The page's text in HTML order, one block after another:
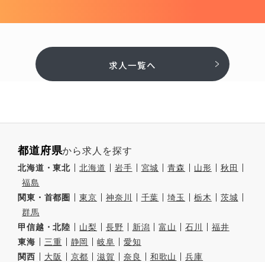
求人一覧へ
都道府県から求人を探す
北海道・東北 北海道 岩手 宮城 青森 山形
秋田
福島
関東・首都圏
東京 神奈川 千葉 埼玉 栃木
茨城
群馬
甲信越・北陸
山梨 長野 新潟 富山 石川
福井
東海
三重 静岡 岐阜
愛知
関西
大阪 京都 滋賀 奈良 和歌山
兵庫